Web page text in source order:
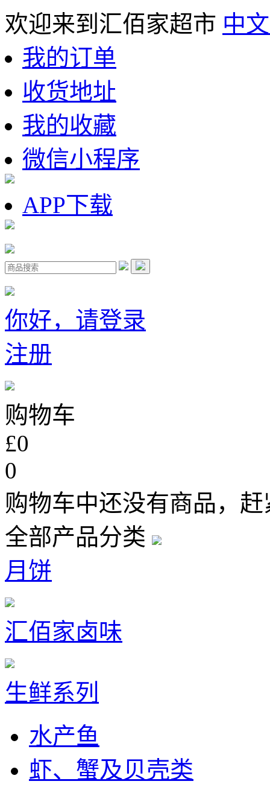
欢迎来到汇佰家超市 中
我的订单
收货地址
我的收藏
微信小程序
APP下载
你好，请登录
注册
购物车
£0
0
购物车中还没有商品，
全部产品分类
月饼
汇佰家卤味
生鲜系列
水产鱼
虾、蟹及贝壳类